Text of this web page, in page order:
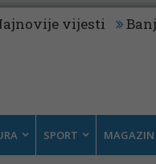
vijesti
SPORT MAGAZIN